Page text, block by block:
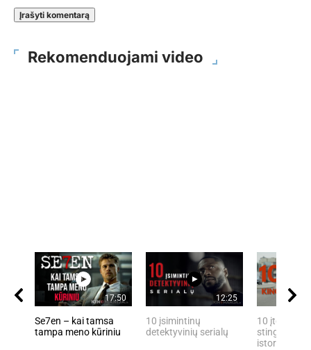
Rekomenduojami video
17:50
Se7en – kai tamsa
tampa meno kūriniu
12:25
10 įsimintinų
detektyvinių serialų
10 įtemptų,
stingdančių
istorijų